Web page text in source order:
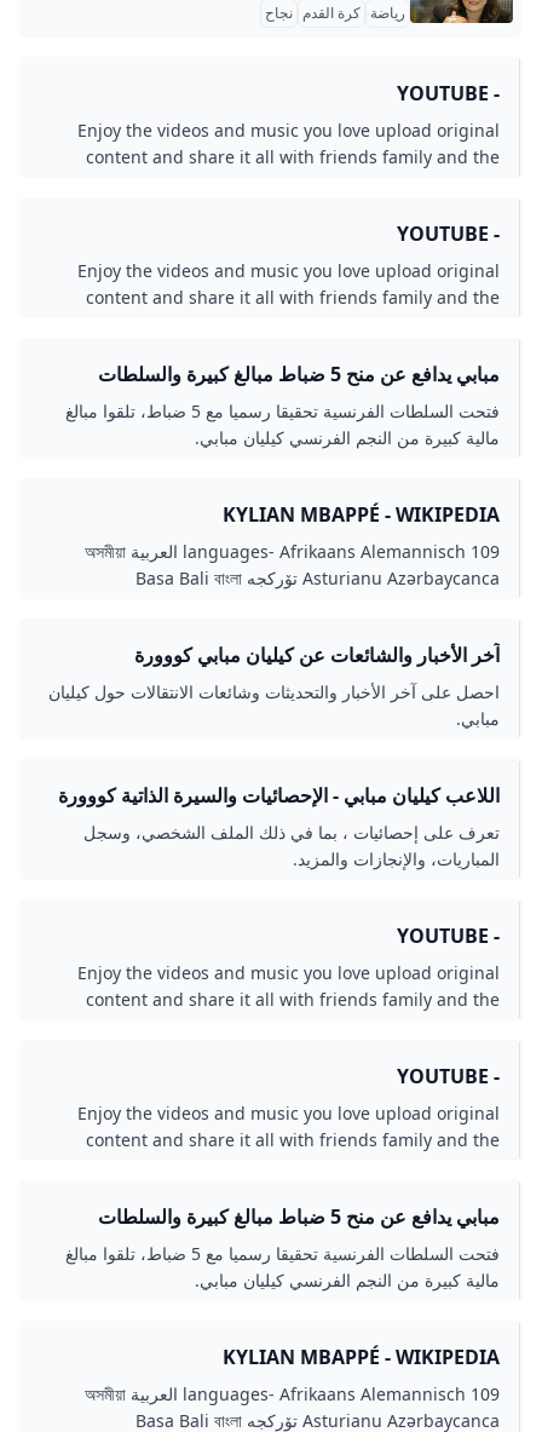
رياضة كرة القدم نجاح
- YOUTUBE
Enjoy the videos and music you love upload original
content and share it all with friends family and the
- YOUTUBE
Enjoy the videos and music you love upload original
content and share it all with friends family and the
مبابي يدافع عن منح 5 ضباط مبالغ كبيرة والسلطات
الفرنسية تحقق رياضة الجزيرة نت
فتحت السلطات الفرنسية تحقيقا رسميا مع 5 ضباط، تلقوا مبالغ
مالية كبيرة من النجم الفرنسي كيليان مبابي.
KYLIAN MBAPPÉ - WIKIPEDIA
109 languages- Afrikaans Alemannisch العربية অসমীয়া
Asturianu Azərbaycanca تۆرکجه Basa Bali বাংলা
Dansk الدارجة Deutsch Eesti Ελληνικά Español Esperanto
Euskara فارسی Français Frysk Galego 한국어 Hausa
Հայերեն हिन्दी Hrvatski Ido Bahasa Indonesia
Latviešu Lietuvių Magyar मैथिली Македонски Malagasy
Melayu Мокшень Монгол Nederlands नेपाली 日本語
Norsk bokmål Norsk nynorsk Occitan Oʻzbekcha /
Srpskohrvatski / српскохрватски Suomi Svenska தமிழ்
Татарча / tatarça ไทย Тоҷикӣ Türkçe Tyap Українська
آخر الأخبار والشائعات عن كيليان مبابي كووورة
احصل على آخر الأخبار والتحديثات وشائعات الانتقالات حول كيليان
مبابي.
اللاعب كيليان مبابي - الإحصائيات والسيرة الذاتية كووورة
تعرف على إحصائيات ، بما في ذلك الملف الشخصي، وسجل
المباريات، والإنجازات والمزيد.
- YOUTUBE
Enjoy the videos and music you love upload original
content and share it all with friends family and the
- YOUTUBE
Enjoy the videos and music you love upload original
content and share it all with friends family and the
مبابي يدافع عن منح 5 ضباط مبالغ كبيرة والسلطات
الفرنسية تحقق رياضة الجزيرة نت
فتحت السلطات الفرنسية تحقيقا رسميا مع 5 ضباط، تلقوا مبالغ
مالية كبيرة من النجم الفرنسي كيليان مبابي.
KYLIAN MBAPPÉ - WIKIPEDIA
109 languages- Afrikaans Alemannisch العربية অসমীয়া
Asturianu Azərbaycanca تۆرکجه Basa Bali বাংলা